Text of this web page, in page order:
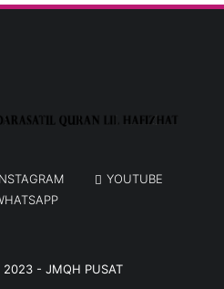
YOUTUBE
2023 - JMQH PUSAT